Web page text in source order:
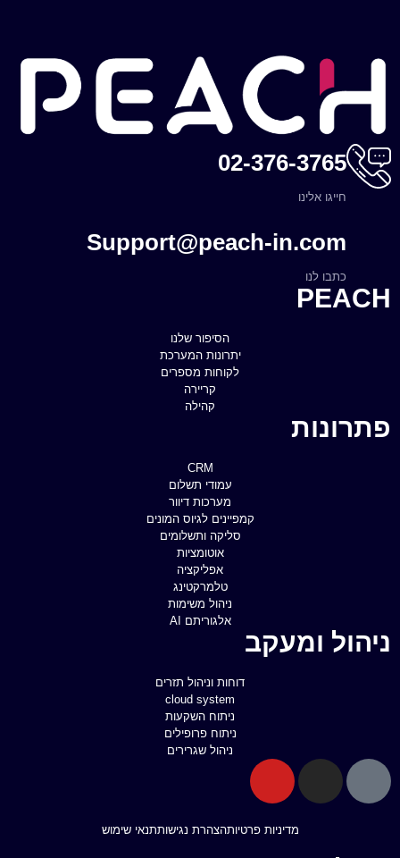
02-376-3765
חייגו אלינו
Support@peach-in.com
כתבו לנו
PEACH
הסיפור שלנו
יתרונות המערכת
לקוחות מספרים
קריירה
קהילה
פתרונות
CRM
עמודי תשלום
מערכות דיוור
קמפיינים לגיוס המונים
סליקה ותשלומים
אוטומציות
אפליקציה
טלמרקטינג
ניהול משימות
אלגוריתם AI
ניהול ומעקב
דוחות וניהול תזרים
cloud system
ניתוח השקעות
ניתוח פרופילים
ניהול שגרירים
מדיניות פרטיותהצהרת נגישותתנאי שימוש